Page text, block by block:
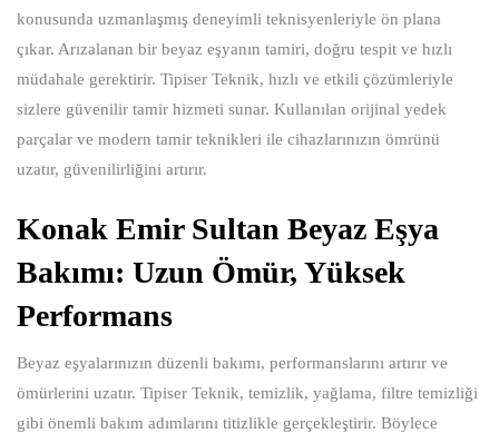
konusunda uzmanlaşmış deneyimli teknisyenleriyle ön plana
çıkar. Arızalanan bir beyaz eşyanın tamiri, doğru tespit ve hızlı
müdahale gerektirir. Tipiser Teknik, hızlı ve etkili çözümleriyle
sizlere güvenilir tamir hizmeti sunar. Kullanılan orijinal yedek
parçalar ve modern tamir teknikleri ile cihazlarınızın ömrünü
uzatır, güvenilirliğini artırır.
Konak Emir Sultan Beyaz Eşya
Bakımı: Uzun Ömür, Yüksek
Performans
Beyaz eşyalarınızın düzenli bakımı, performanslarını artırır ve
ömürlerini uzatır. Tipiser Teknik, temizlik, yağlama, filtre temizliği
gibi önemli bakım adımlarını titizlikle gerçekleştirir. Böylece